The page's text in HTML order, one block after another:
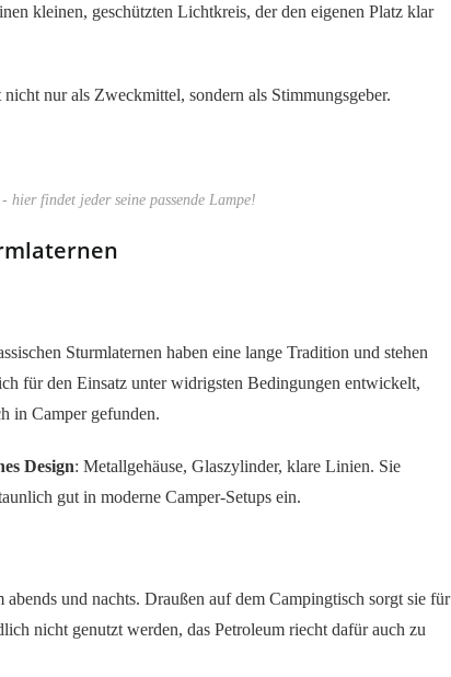
kleinen, geschützten Lichtkreis, der den eigenen Platz klar
nur als Zweckmittel, sondern als Stimmungsgeber.
hier findet jeder seine passende Lampe!
Sturmlaternen haben eine lange Tradition und stehen
für den Einsatz unter widrigsten Bedingungen entwickelt,
in Camper gefunden.
Design: Metallgehäuse, Glaszylinder, klare Linien. Sie
gut in moderne Camper-Setups ein.
und nachts. Draußen auf dem Campingtisch sorgt sie für
nicht genutzt werden, das Petroleum riecht dafür auch zu